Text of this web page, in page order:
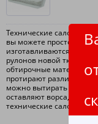
Технические салфетки
вы можете просто
изготавливаются в
рулонов новой ткани.
обтирочные материалы
протирают различные
можно вытирать руки.
оставляют ворса, для
технические салфетки